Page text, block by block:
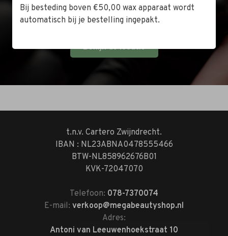
dag langs tussen 10:00 en 17:00 of op de zaterdag
tussen 10:00 en 14:00.
Bekijk de locatie
t.n.v. Cartero Zwijndrecht.
IBAN : NL23ABNA0478555466
BTW-NL858962676B01
KVK-72047070
Telefoon: 078-7370074
E-mail: verkoop@megabeautyshop.nl
Adres:
Antoni van Leeuwenhoekstraat 10
Bij besteding boven €50,00 wax apparaat wordt
automatisch bij je bestelling ingepakt.